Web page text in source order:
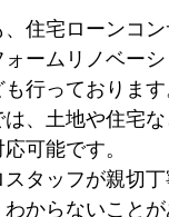
住宅ローンコ
ームリノベー
行っております
は、土地や住宅
可能です。
タッフが親切
わからないこと